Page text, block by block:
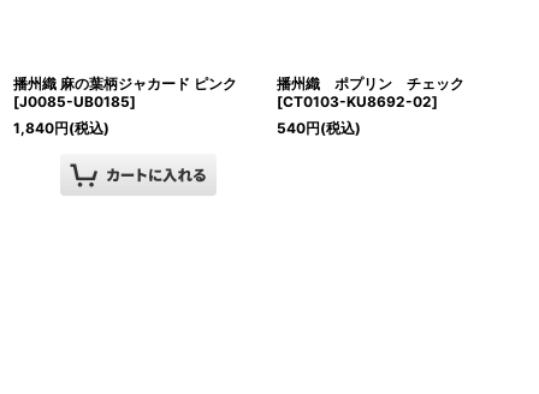
播州織 麻の葉柄ジャカード ピンク
[J0085-UB0185]
1,840円(税込)
播州織 ポプリン チェック
[CT0103-KU8692-02]
540円(税込)